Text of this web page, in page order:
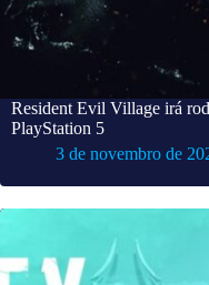
Resident Evil Village irá
PlayStation 5
3 de novembro de